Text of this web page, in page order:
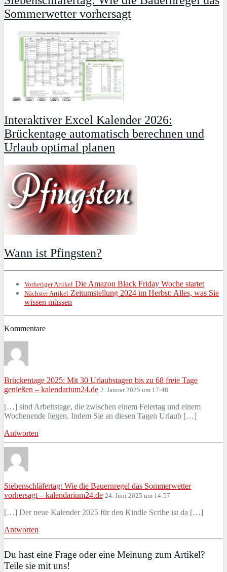
Sommerwetter vorhersagt
Interaktiver Excel Kalender 2026:
Brückentage automatisch berechnen und
Urlaub optimal planen
Wann ist Pfingsten?
Vorheriger Artikel Die Amazon Black Friday Woche startet
Nächster Artikel Zeitumstellung 2024 im Herbst: Alles, was Sie
wissen müssen
Kommentare
Brückentage 2025: Mit 30 Urlaubstagen bis zu 68 freie Tage
genießen – kalendarium24.de 2. Januar 2025 um 17:48
[…] sind Arbeitstage, die zwischen einem Feiertag und einem
Wochenende liegen. Indem Sie an diesen Tagen Urlaub […]
Antworten
Siebenschläfertag: Wie die Bauernregel das Sommerwetter
vorhersagt – kalendarium24.de 24. Juni 2025 um 14:57
[…] Der neue Kalender 2025 für den Kindle Scribe ist da […]
Antworten
Du hast eine Frage oder eine Meinung zum Artikel?
Teile sie mit uns!